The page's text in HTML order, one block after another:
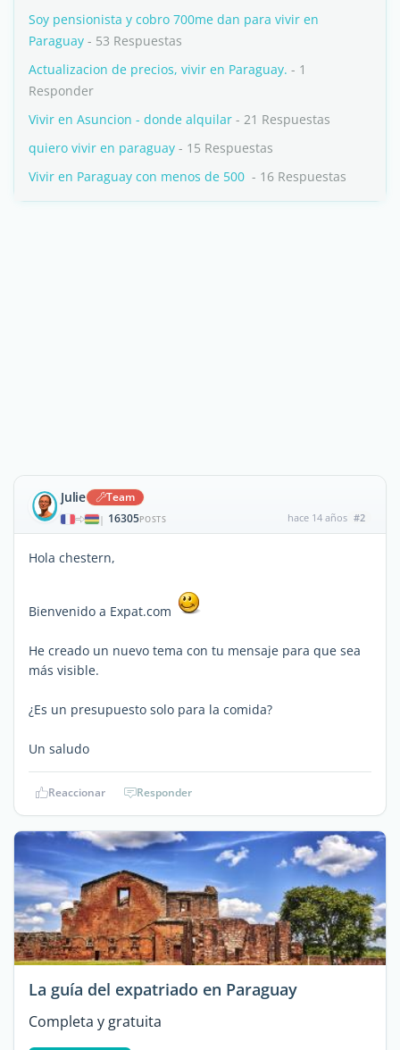
Soy pensionista y cobro 700me dan para vivir en
Paraguay - 53 Respuestas
Actualizacion de precios, vivir en Paraguay. - 1
Responder
Vivir en Asuncion - donde alquilar - 21 Respuestas
quiero vivir en paraguay - 15 Respuestas
Vivir en Paraguay con menos de 500  - 16 Respuestas
Julie Team
| 16305POSTS hace 14 años #2
Hola chestern,
Bienvenido a Expat.com
He creado un nuevo tema con tu mensaje para que sea
más visible.
¿Es un presupuesto solo para la comida?
Un saludo
Reaccionar Responder
La guía del expatriado en Paraguay
Completa y gratuita